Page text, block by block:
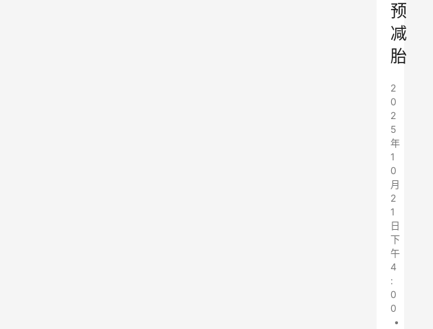
预
减
胎
2
0
2
5
年
1
0
月
2
1
日
下
午
4
:
0
0
•